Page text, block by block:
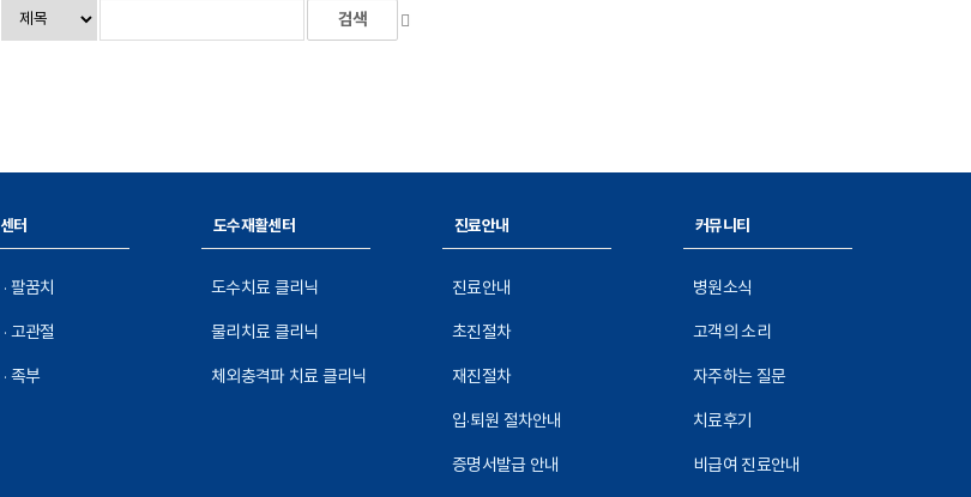
터
팔꿈치
고관절
족부
도수재활센터
도수치료 클리닉
물리치료 클리닉
체외충격파 치료 클리닉
진료안내
진료안내
초진절차
재진절차
입·퇴원 절차안내
증명서발급 안내
커뮤니티
병원소식
고객의 소리
자주하는 질문
치료후기
비급여 진료안내